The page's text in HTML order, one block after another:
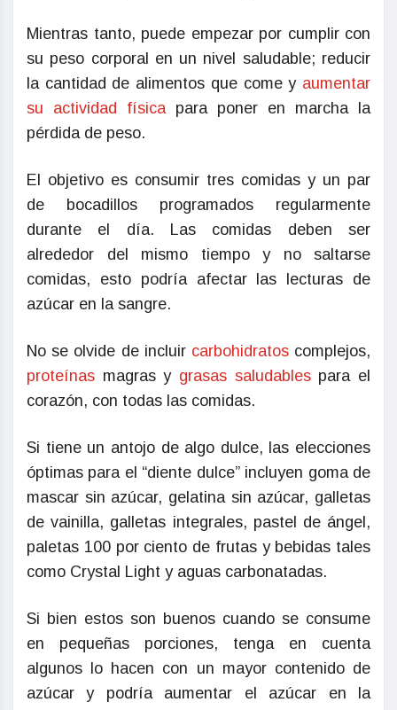
Mientras tanto, puede empezar por cumplir con
su peso corporal en un nivel saludable; reducir
la cantidad de alimentos que come y aumentar
su actividad físicapara poner en marcha la
pérdida de peso.
El objetivo es consumir tres comidas y un par
de bocadillos programados regularmente
durante el día. Las comidas deben ser
alrededor del mismo tiempo y no saltarse
comidas, esto podría afectar las lecturas de
azúcar en la sangre.
No se olvide de incluir carbohidratos complejos,
proteínas magras y grasas saludablespara el
corazón, con todas las comidas.
Si tiene un antojo de algo dulce, las elecciones
óptimas para el “diente dulce” incluyen goma de
mascar sin azúcar, gelatina sin azúcar, galletas
de vainilla, galletas integrales, pastel de ángel,
paletas 100 por ciento de frutas y bebidas tales
como Crystal Light y aguas carbonatadas.
Si bien estos son buenos cuando se consume
en pequeñas porciones, tenga en cuenta
algunos lo hacen con un mayor contenido de
azúcar y podría aumentar el azúcar en la